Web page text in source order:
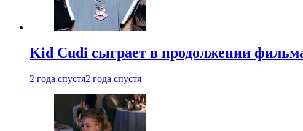
Kid Cudi сыграет в продолжении
2 года спустя2 года спустя